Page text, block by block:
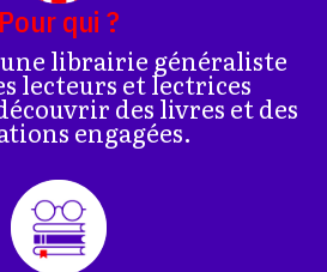
Pour qui ?
librairie généraliste
lecteurs et lectrices
des livres et des
engagées.